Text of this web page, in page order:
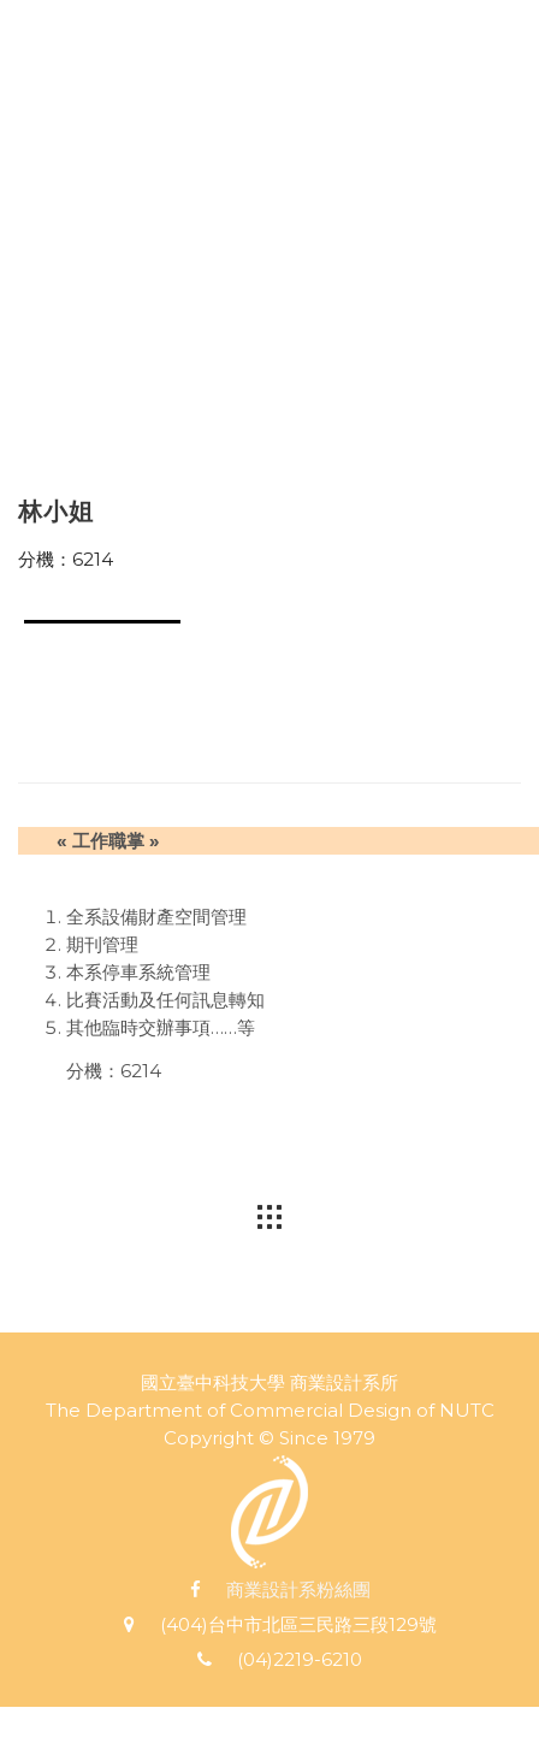
林小姐
分機：6214
« 工作職掌 »
全系設備財產空間管理
期刊管理
本系停車系統管理
比賽活動及任何訊息轉知
其他臨時交辦事項……等
分機：6214
國立臺中科技大學 商業設計系所
The Department of Commercial Design of NUTC
Copyright © Since 1979
商業設計系粉絲團
(404)台中市北區三民路三段129號
(04)2219-6210